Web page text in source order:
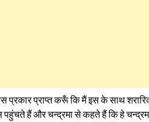
प्रकार प्राप्त करूँ कि मैं इस के साथ
पहुंचते हैं और चन्द्रमा से कहते हैं कि हे